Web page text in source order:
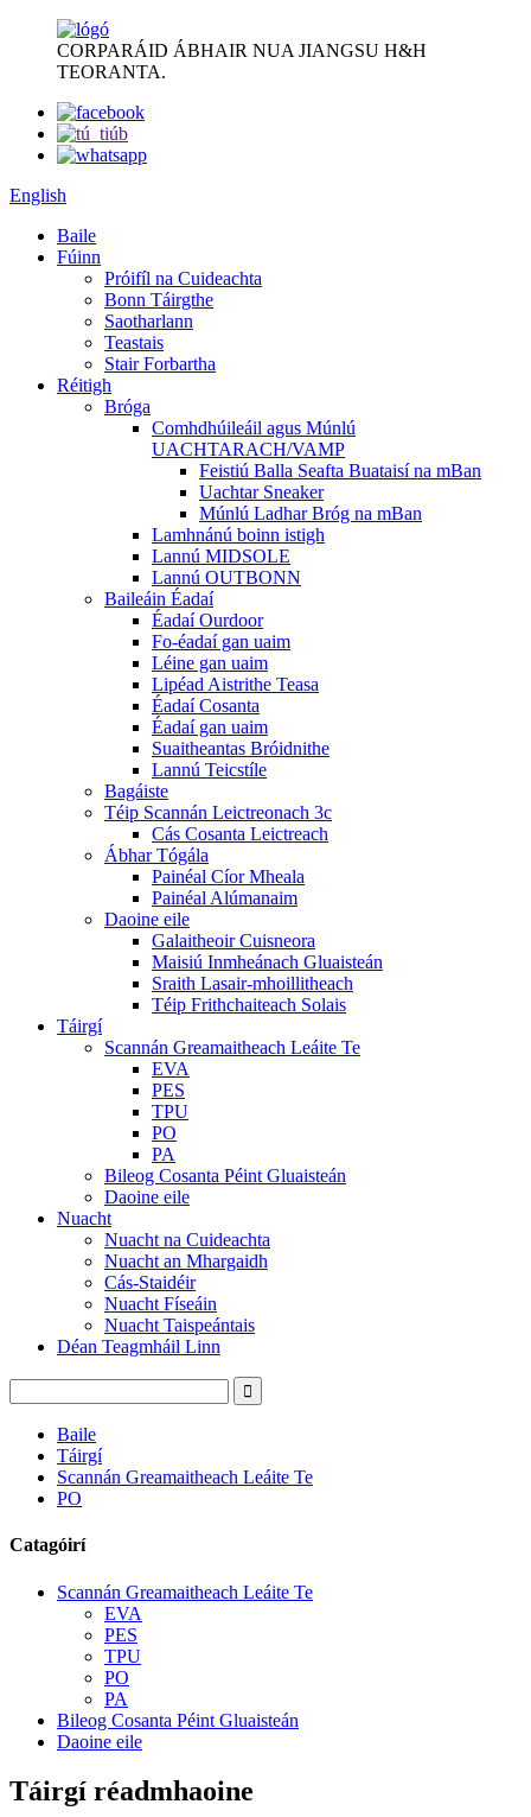
CORPARÁID ÁBHAIR NUA JIANGSU H&H
TEORANTA.
English
Baile
Fúinn
Próifíl na Cuideachta
Bonn Táirgthe
Saotharlann
Teastais
Stair Forbartha
Réitigh
Bróga
Comhdhúileáil agus Múnlú
UACHTARACH/VAMP
Feistiú Balla Seafta Buataisí na mBan
Uachtar Sneaker
Múnlú Ladhar Bróg na mBan
Lamhnánú boinn istigh
Lannú MIDSOLE
Lannú OUTBONN
Baileáin Éadaí
Éadaí Ourdoor
Fo-éadaí gan uaim
Léine gan uaim
Lipéad Aistrithe Teasa
Éadaí Cosanta
Éadaí gan uaim
Suaitheantas Bróidnithe
Lannú Teicstíle
Bagáiste
Téip Scannán Leictreonach 3c
Cás Cosanta Leictreach
Ábhar Tógála
Painéal Cíor Mheala
Painéal Alúmanaim
Daoine eile
Galaitheoir Cuisneora
Maisiú Inmheánach Gluaisteán
Sraith Lasair-mhoillitheach
Téip Frithchaiteach Solais
Táirgí
Scannán Greamaitheach Leáite Te
EVA
PES
TPU
PO
PA
Bileog Cosanta Péint Gluaisteán
Daoine eile
Nuacht
Nuacht na Cuideachta
Nuacht an Mhargaidh
Cás-Staidéir
Nuacht Físeáin
Nuacht Taispeántais
Déan Teagmháil Linn
Baile
Táirgí
Scannán Greamaitheach Leáite Te
PO
Catagóirí
Scannán Greamaitheach Leáite Te
EVA
PES
TPU
PO
PA
Bileog Cosanta Péint Gluaisteán
Daoine eile
Táirgí réadmhaoine